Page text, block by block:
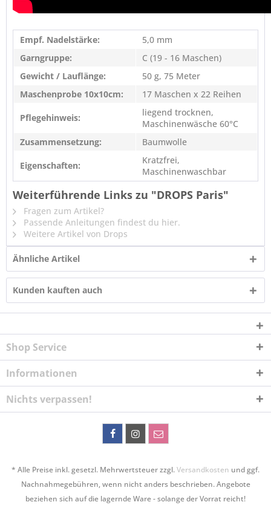
Empf. Nadelstärke:
5,0 mm
Garngruppe:
C (19 - 16 Maschen)
Gewicht / Lauflänge:
50 g, 75 Meter
Maschenprobe 10x10cm:
17 Maschen x 22 Reihen
Pflegehinweis:
liegend trocknen,
Maschinenwäsche 60°C
Zusammensetzung:
Baumwolle
Eigenschaften:
Kratzfrei,
Maschinenwaschbar
Weiterführende Links zu "DROPS Paris"
Fragen zum Artikel?
Passende Anleitungen findest du hier.
Weitere Artikel von Drops
Ähnliche Artikel
Kunden kauften auch
Shop Service
Informationen
Nichts verpassen!
* Alle Preise inkl. gesetzl. Mehrwertsteuer zzgl.Versandkosten und ggf.
Nachnahmegebühren, wenn nicht anders beschrieben. Angebote
beziehen sich auf die lagernde Ware - solange der Vorrat reicht!